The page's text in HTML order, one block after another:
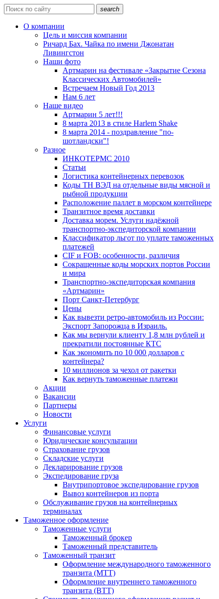
search
О компании
Цель и миссия компании
Ричард Бах. Чайка по имени Джонатан
Ливингстон
Наши фото
Артмарин на фестивале «Закрытие Сезона
Классических Автомобилей»
Встречаем Новый Год 2013
Нам 6 лет
Наше видео
Артмарин 5 лет!!!
8 марта 2013 в стиле Harlem Shake
8 марта 2014 - поздравление "по-
шотландски"!
Разное
ИНКОТЕРМС 2010
Статьи
Логистика контейнерных перевозок
Коды ТН ВЭД на отдельные виды мясной и
рыбной продукции
Расположение паллет в морском контейнере
Транзитное время доставки
Доставка морем. Услуги надёжной
транспортно-экспедиторской компании
Классификатор льгот по уплате таможенных
платежей
CIF и FOB: особенности, различия
Сокращенные коды морских портов России
и мира
Транспортно-экспедиторская компания
«Артмарин»
Порт Санкт-Петербург
Цены
Как вывезти ретро-автомобиль из России:
Экспорт Запорожца в Израиль.
Как мы вернули клиенту 1,8 млн рублей и
прекратили постоянные КТС
Как экономить по 10 000 долларов с
контейнера?
10 миллионов за чехол от ракетки
Как вернуть таможенные платежи
Акции
Вакансии
Партнеры
Новости
Услуги
Финансовые услуги
Юридические консультации
Страхование грузов
Складские услуги
Декларирование грузов
Экспедирование груза
Внутрипортовое экспедирование грузов
Вывоз контейнеров из порта
Обслуживание грузов на контейнерных
терминалах
Таможенное оформление
Таможенные услуги
Таможенный брокер
Таможенный представитель
Таможенный транзит
Оформление международного таможенного
транзита (МТТ)
Оформление внутреннего таможенного
транзита (ВТТ)